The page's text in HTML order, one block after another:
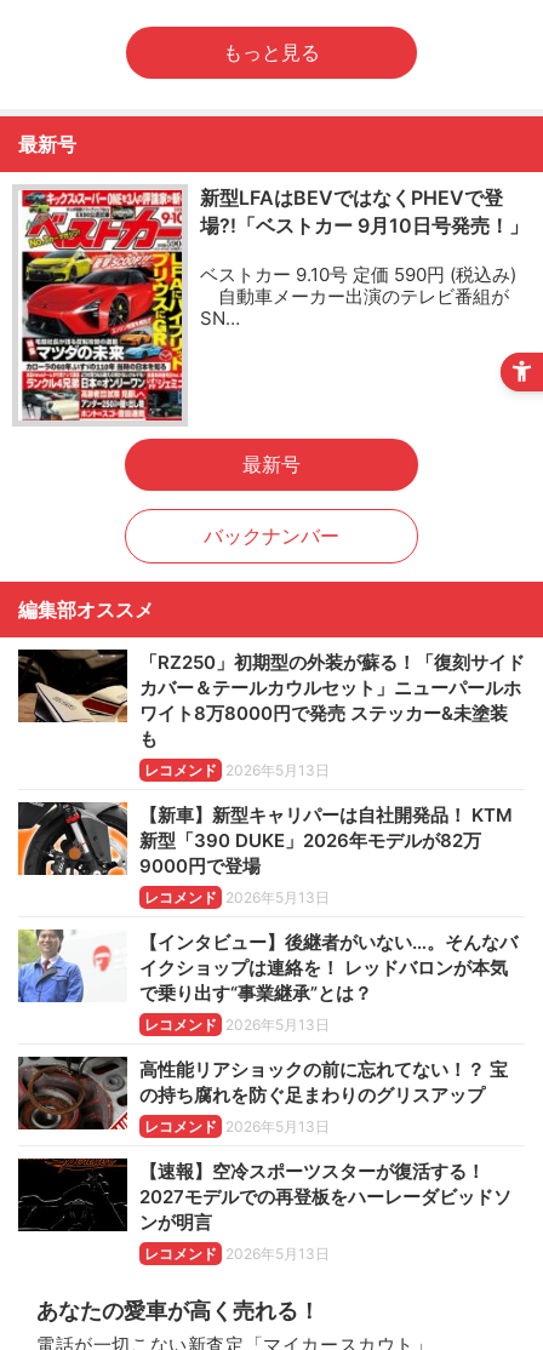
もっと見る
最新号
新型LFAはBEVではなくPHEVで登
場?!「ベストカー 9月10日号発売！」
ベストカー 9.10号 定価 590円 (税込み)
自動車メーカー出演のテレビ番組が
SN…
最新号
バックナンバー
編集部オススメ
「RZ250」初期型の外装が蘇る！「復刻サイド
カバー＆テールカウルセット」ニューパールホ
ワイト8万8000円で発売 ステッカー&未塗装
も
レコメンド 2026年5月13日
【新車】新型キャリパーは自社開発品！ KTM
新型「390 DUKE」2026年モデルが82万
9000円で登場
レコメンド 2026年5月13日
【インタビュー】後継者がいない…。そんなバ
イクショップは連絡を！ レッドバロンが本気
で乗り出す“事業継承”とは？
レコメンド 2026年5月13日
高性能リアショックの前に忘れてない！？ 宝
の持ち腐れを防ぐ足まわりのグリスアップ
レコメンド 2026年5月13日
【速報】空冷スポーツスターが復活する！
2027モデルでの再登板をハーレーダビッドソ
ンが明言
レコメンド 2026年5月13日
あなたの愛車が高く売れる！
電話が一切こない新査定「マイカースカウト」